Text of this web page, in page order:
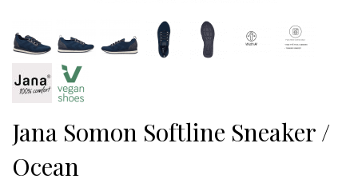
Jana Somon Softline Sneaker /
Ocean